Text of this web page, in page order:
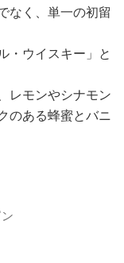
なく、単一の初留
・ウイスキー」と
レモンやシナモン
のある蜂蜜とバニ